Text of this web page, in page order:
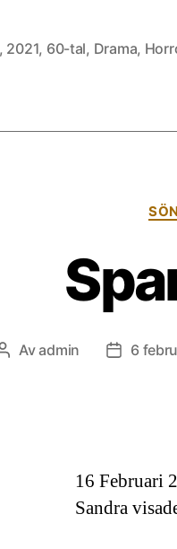
2021, 60-tal, Drama,
Inläggsförfattare
Avadmin 6
16 Februari
Sandra